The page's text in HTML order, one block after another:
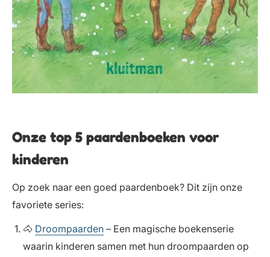
Onze top 5 paardenboeken voor
kinderen
Op zoek naar een goed paardenboek? Dit zijn onze
favoriete series:
🐴 Droompaarden – Een magische boekenserie
waarin kinderen samen met hun droompaarden op